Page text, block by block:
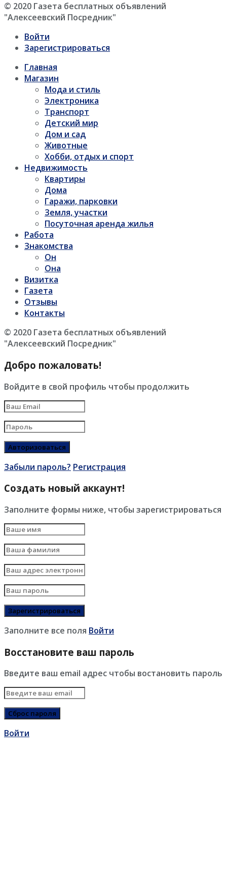
© 2020 Газета бесплатных объявлений
"Алексеевский Посредник"
Войти
Зарегистрироваться
Главная
Магазин
Мода и стиль
Электроника
Транспорт
Детский мир
Дом и сад
Животные
Хобби, отдых и спорт
Недвижимость
Квартиры
Дома
Гаражи, парковки
Земля, участки
Посуточная аренда жилья
Работа
Знакомства
Он
Она
Визитка
Газета
Отзывы
Контакты
© 2020 Газета бесплатных объявлений
"Алексеевский Посредник"
Добро пожаловать!
Войдите в свой профиль чтобы продолжить
Забыли пароль? Регистрация
Создать новый аккаунт!
Заполните формы ниже, чтобы зарегистрироваться
Заполните все поля Войти
Восстановите ваш пароль
Введите ваш email адрес чтобы востановить пароль
Войти